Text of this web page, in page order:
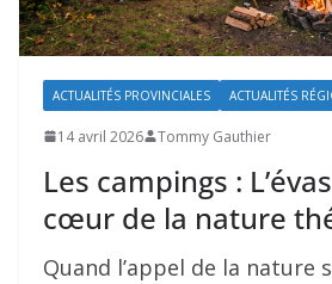
ACTUALITÉS PROVINCIALES ACTUALITÉS
14 avril 2026 Tommy Gauthier
Les campings :
cœur de la nature
Quand l’appel de la nature